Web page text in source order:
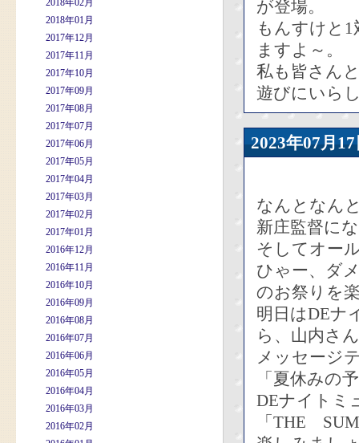
2018年02月
2018年01月
2017年12月
2017年11月
2017年10月
2017年09月
2017年08月
2017年07月
2017年06月
2017年05月
2017年04月
2017年03月
2017年02月
2017年01月
2016年12月
2016年11月
2016年10月
2016年09月
2016年08月
2016年07月
2016年06月
2016年05月
2016年04月
2016年03月
2016年02月
が登場。
もんすけと
ますよ～。
私も皆さん
遊びにいら
2023年07
なんとなん
新庄監督に
そしてオー
ひゃー、ダ
のお祭りを
明日はDEナ
ら、山内さ
メッセージ
「夏休みの
DEナイトミ
「THE